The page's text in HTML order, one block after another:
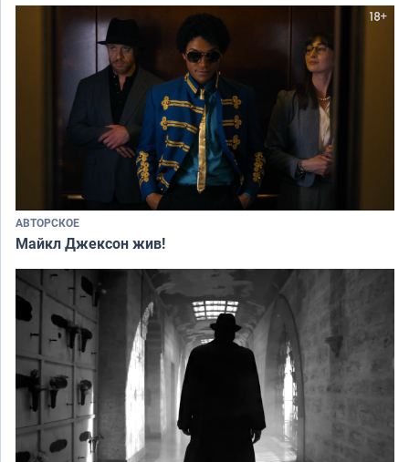
АВТОРСКОЕ
Майкл Джексон жив!